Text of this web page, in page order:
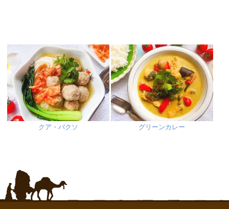
クア・バクソ グリーンカレー